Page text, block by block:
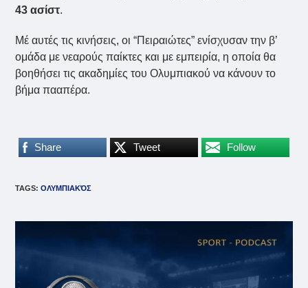
43 ασίστ.
Μέ αυτές τις κινήσεις, οι “Πειραιώτες” ενίσχυσαν την β’
ομάδα με νεαρούς παίκτες και με εμπειρία, η οποία θα
βοηθήσει τις ακαδημίες του Ολυμπιακού να κάνουν το
βήμα πααπέρα.
Share Tweet Follow
TAGS:ΟΛΥΜΠΙΑΚΌΣ